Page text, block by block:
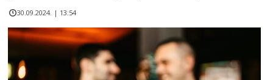
30.09.2024. | 13:54